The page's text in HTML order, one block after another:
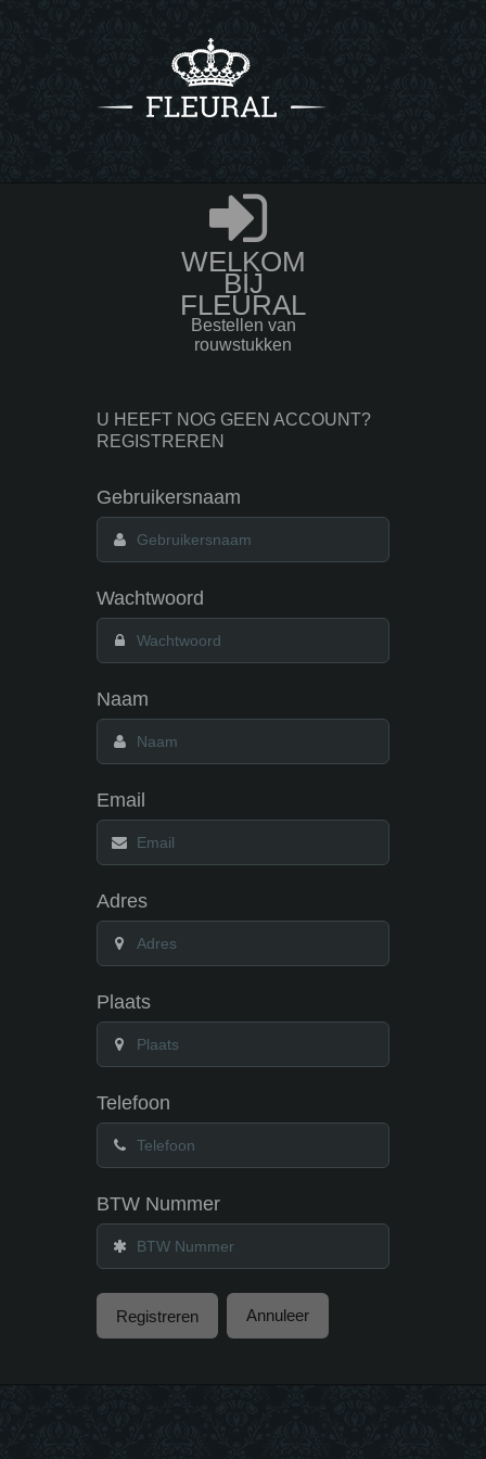
WELKOM
BIJ
FLEURAL
Bestellen van
rouwstukken
U HEEFT NOG GEEN ACCOUNT?
REGISTREREN
Gebruikersnaam
Wachtwoord
Naam
Email
Adres
Plaats
Telefoon
BTW Nummer
Annuleer